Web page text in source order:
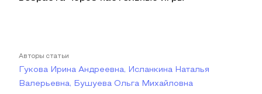
Авторы статьи
Гукова Ирина Андреевна, Исланкина Наталья
Валерьевна, Бушуева Ольга Михайловна